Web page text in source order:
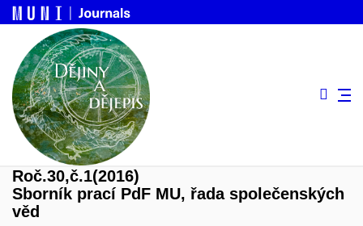
Roč.30,č.1(2016)
Sborník prací PdF MU, řada společenských
věd